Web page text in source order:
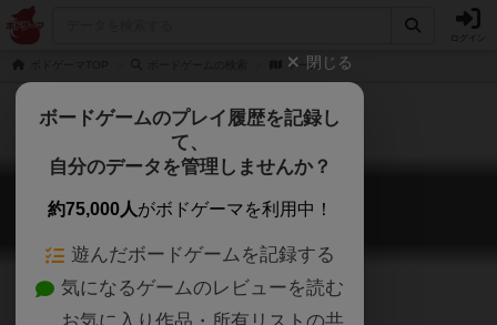
ドーム
ドーム
the DOME
閉じる
ボードゲームのプレイ履歴を記録し
て、
自分のデータを管理しませんか？
約75,000人がボドゲーマを利用中！
遊んだボードゲームを記録する
気になるゲームのレビューを読む